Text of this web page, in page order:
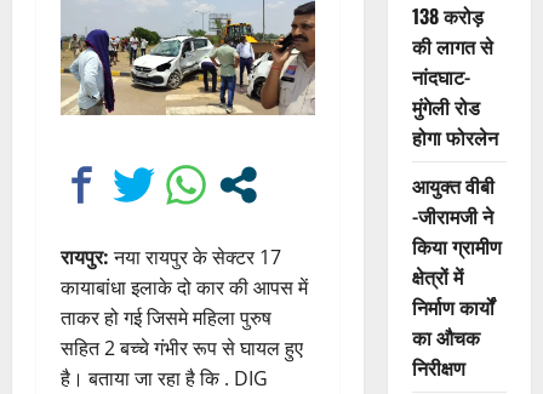
रायपुर:नया रायपुर के सेक्टर 17
कायाबांधा इलाके दो कार की आपस में
ताकर हो गई जिसमे महिला पुरुष
सहित 2 बच्चे गंभीर रूप से घायल हुए
है। बताया जा रहा है कि . DIG
138 करोड़
की लागत से
नांदघाट-
मुंगेली रोड
होगा फोरलेन
आयुक्त वीबी
-जीरामजी ने
किया ग्रामीण
क्षेत्रों में
निर्माण कार्यों
का औचक
निरीक्षण